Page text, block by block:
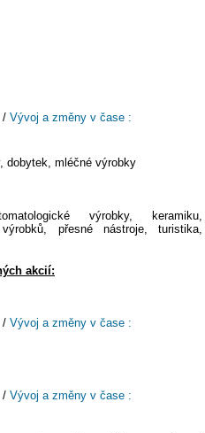
/ Vývoj a změny v čase :
dobytek, mléčné výrobky
výrobky, keramiku,
přesné nástroje, turistika,
akcií:
/ Vývoj a změny v čase :
/ Vývoj a změny v čase :